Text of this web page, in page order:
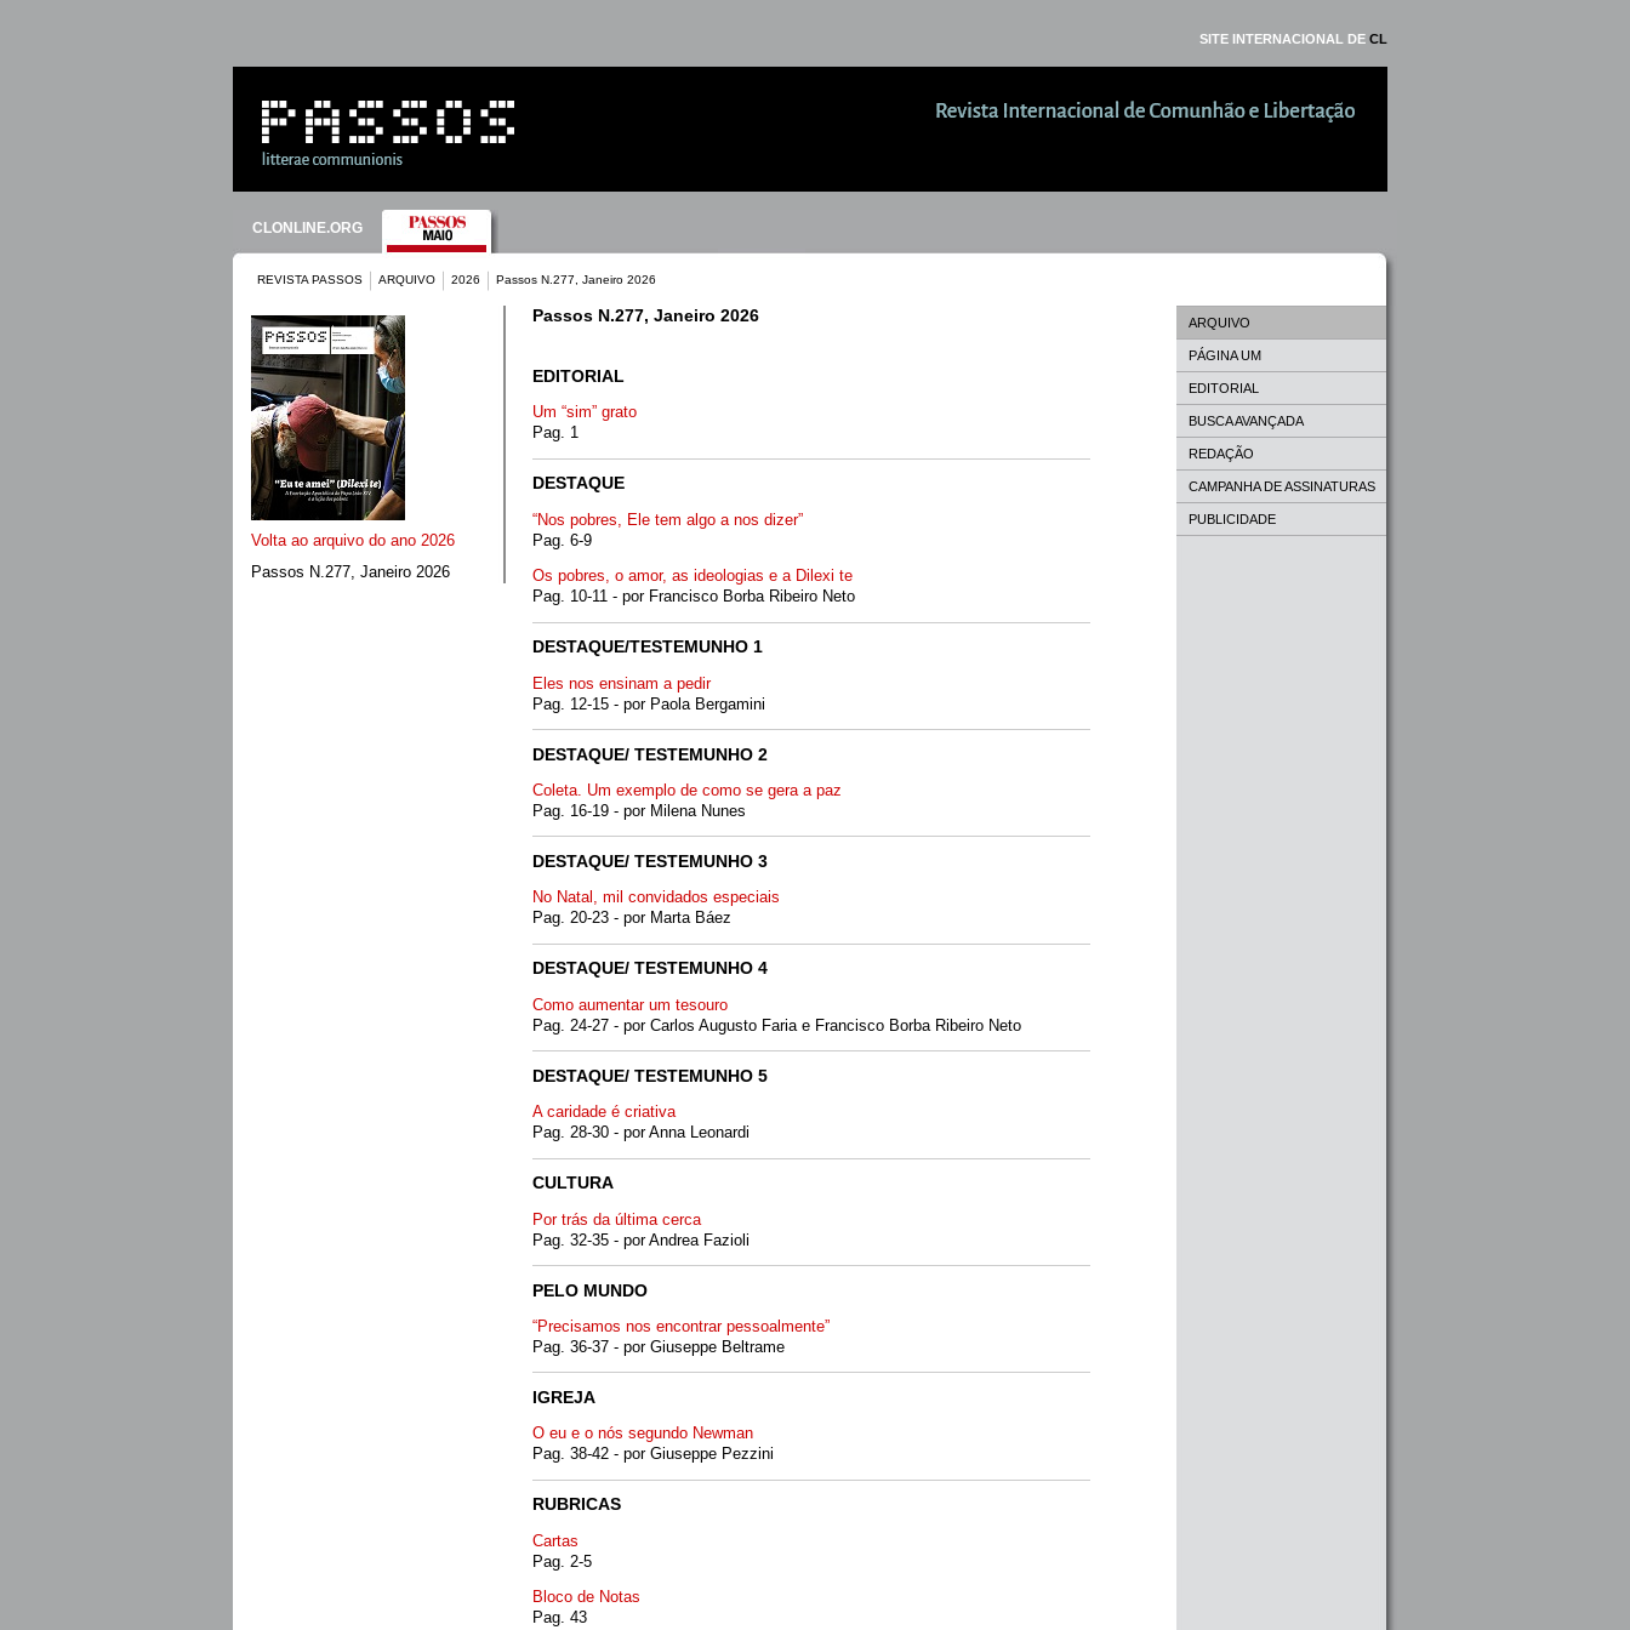
SITE INTERNACIONAL DE CL
CLONLINE.ORG
REVISTA PASSOS ARQUIVO 2026 Passos N.277, Janeiro 2026
Volta ao arquivo do ano 2026
Passos N.277, Janeiro 2026
Passos N.277, Janeiro 2026
EDITORIAL
Um “sim” grato
Pag. 1
DESTAQUE
“Nos pobres, Ele tem algo a nos dizer”
Pag. 6-9
Os pobres, o amor, as ideologias e a Dilexi te
Pag. 10-11 - por Francisco Borba Ribeiro Neto
DESTAQUE/TESTEMUNHO 1
Eles nos ensinam a pedir
Pag. 12-15 - por Paola Bergamini
DESTAQUE/ TESTEMUNHO 2
Coleta. Um exemplo de como se gera a paz
Pag. 16-19 - por Milena Nunes
DESTAQUE/ TESTEMUNHO 3
No Natal, mil convidados especiais
Pag. 20-23 - por Marta Báez
DESTAQUE/ TESTEMUNHO 4
Como aumentar um tesouro
Pag. 24-27 - por Carlos Augusto Faria e Francisco Borba Ribeiro Neto
DESTAQUE/ TESTEMUNHO 5
A caridade é criativa
Pag. 28-30 - por Anna Leonardi
CULTURA
Por trás da última cerca
Pag. 32-35 - por Andrea Fazioli
PELO MUNDO
“Precisamos nos encontrar pessoalmente”
Pag. 36-37 - por Giuseppe Beltrame
IGREJA
O eu e o nós segundo Newman
Pag. 38-42 - por Giuseppe Pezzini
RUBRICAS
Cartas
Pag. 2-5
Bloco de Notas
Pag. 43
ARQUIVO
PÁGINA UM
EDITORIAL
BUSCA AVANÇADA
REDAÇÃO
CAMPANHA DE ASSINATURAS
PUBLICIDADE